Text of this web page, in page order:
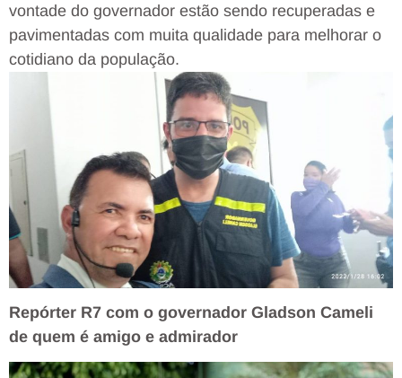
vontade do governador estão sendo recuperadas e
pavimentadas com muita qualidade para melhorar o
cotidiano da população.
Repórter R7 com o governador Gladson Cameli
de quem é amigo e admirador